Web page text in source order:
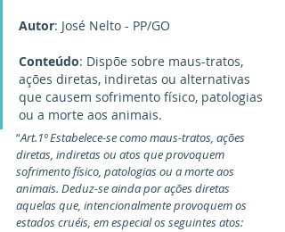
Autor: José Nelto - PP/GO
Conteúdo: Dispõe sobre maus-tratos,
ações diretas, indiretas ou alternativas
que causem sofrimento físico, patologias
ou a morte aos animais.
“Art.1º Estabelece-se como maus-tratos, ações
diretas, indiretas ou atos que provoquem
sofrimento físico, patologias ou a morte aos
animais. Deduz-se ainda por ações diretas
aquelas que, intencionalmente provoquem os
estados cruéis, em especial os seguintes atos: